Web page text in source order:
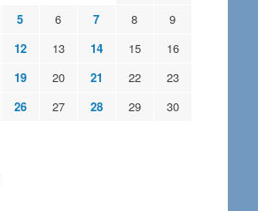
5 6 7 8
9
12 13 14 15
16
19 20 21 22
23
26 27 28 29
30